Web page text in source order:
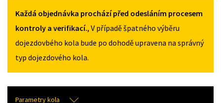
Každá objednávka prochází před odesláním procesem
kontroly a verifikací., V případě špatného výběru
dojezdovbého kola bude po dohodě upravena na správný
typ dojezdového kola.
Parametry kola